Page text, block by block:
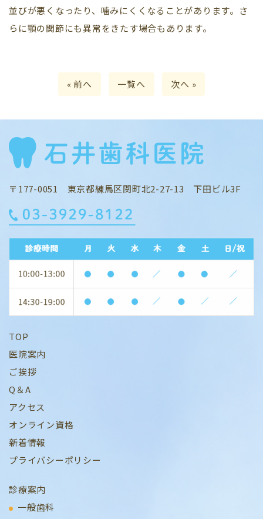
並びが悪くなったり、噛みにくくなることがあります。さ
らに顎の関節にも異常をきたす場合もあります。
« 前へ 一覧へ 次へ »
〒177-0051 東京都練馬区関町北2-27-13 下田ビル3F
TOP
医院案内
ご挨拶
Q＆A
アクセス
オンライン資格
新着情報
プライバシーポリシー
診療案内
一般歯科